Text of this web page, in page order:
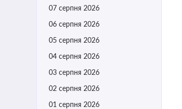
07 серпня 2026
06 серпня 2026
05 серпня 2026
04 серпня 2026
03 серпня 2026
02 серпня 2026
01 серпня 2026